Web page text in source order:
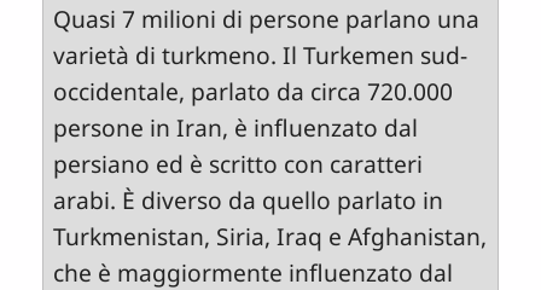
Quasi 7 milioni di persone parlano una
varietà di turkmeno. Il Turkemen sud-
occidentale, parlato da circa 720.000
persone in Iran, è influenzato dal
persiano ed è scritto con caratteri
arabi. È diverso da quello parlato in
Turkmenistan, Siria, Iraq e Afghanistan,
che è maggiormente influenzato dal